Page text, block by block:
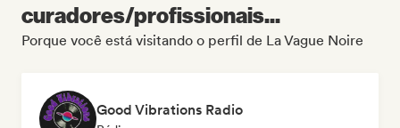
curadores/profissionais...
Porque você está visitando o perfil de La Vague Noire
Good Vibrations Radio